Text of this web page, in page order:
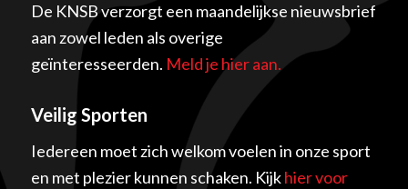
De KNSB verzorgt een maandelijkse nieuwsbrief
aan zowel leden als overige
geïnteresseerden. Meld je hier aan.
Veilig Sporten
Iedereen moet zich welkom voelen in onze sport
en met plezier kunnen schaken. Kijkhier voor